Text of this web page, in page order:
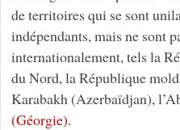
de territoires qui se sont
indépendants, mais ne sont
internationalement, tels la
du Nord, la République
Karabakh (Azerbaïdjan),
(Géorgie).